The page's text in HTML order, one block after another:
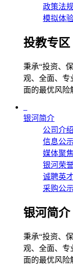
政策法
模拟体
投教专区
秉承“投资、
观、全面、专
面的最优风险
银河简介
公司介绍
信息公示
媒体聚焦
银河荣
诚聘英才
采购公示
银河简介
秉承“投资、
观、全面、专
面的最优风险